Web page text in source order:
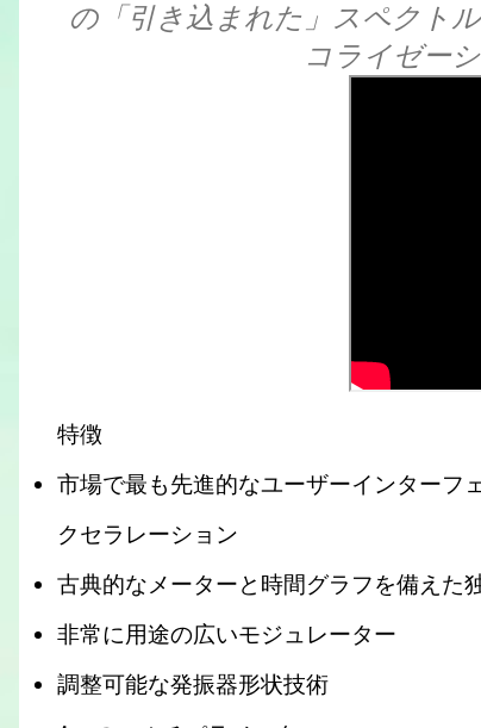
の「引き込まれた」スペクト
コライゼー
特徴
市場で最も先進的なユーザーインター
クセラレーション
古典的なメーターと時間グラフを備えた
非常に用途の広いモジュレーター
調整可能な発振器形状技術